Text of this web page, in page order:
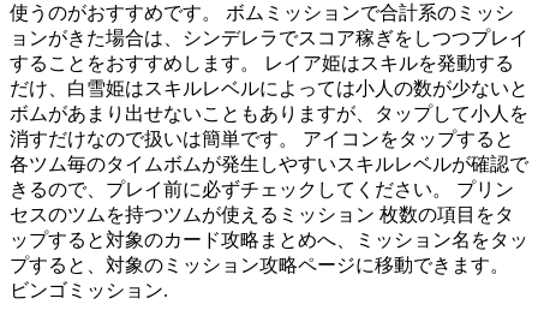
使うのがおすすめです。 ボムミッションで合計系のミッシ
ョンがきた場合は、シンデレラでスコア稼ぎをしつつプレイ
することをおすすめします。 レイア姫はスキルを発動する
だけ、白雪姫はスキルレベルによっては小人の数が少ないと
ボムがあまり出せないこともありますが、タップして小人を
消すだけなので扱いは簡単です。 アイコンをタップすると
各ツム毎のタイムボムが発生しやすいスキルレベルが確認で
きるので、プレイ前に必ずチェックしてください。 プリン
セスのツムを持つツムが使えるミッション 枚数の項目をタ
ップすると対象のカード攻略まとめへ、ミッション名をタッ
プすると、対象のミッション攻略ページに移動できます。
ビンゴミッション.